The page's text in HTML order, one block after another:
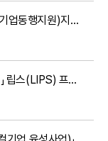
2026년도 춘천시 창업지원자금(중소기업동행지원)지원계획 공고
「2026년 소상공인 투자연계 지원사업」 립스(LIPS) 프로그램 소상공인 모집 공고